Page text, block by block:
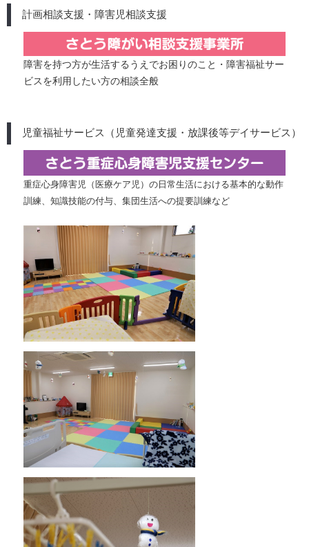
計画相談支援・障害児相談支援
障害を持つ方が生活するうえでお困りのこと・障害福祉サー
ビスを利用したい方の相談全般
児童福祉サービス（児童発達支援・放課後等デイサービス）
重症心身障害児（医療ケア児）の日常生活における基本的な動作
訓練、知識技能の付与、集団生活への提要訓練など